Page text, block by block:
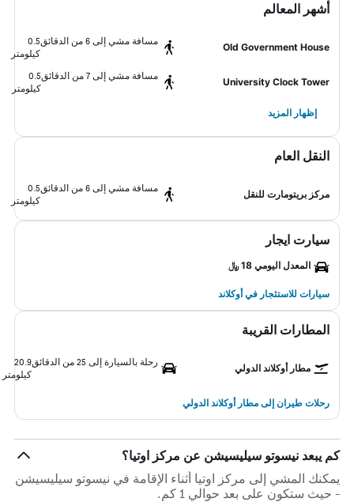
أشهر المعالم
Old Government House
مسافة مشي إلى 6 من الدقائق
0.5
كيلومتر
University Clock Tower
مسافة مشي إلى 7 من الدقائق
0.5
كيلومتر
إظهار المزيد
النقل العام
مركز بريتومارت للنقل
مسافة مشي إلى 6 من الدقائق
0.5
كيلومتر
سيارت ايجار
المعدل اليومي 18 ﷼
سيارات للاستئجار في أوكلاند
المطارات القريبة
مطار أوكلاند الدولي
رحلة بالسيارة إلى 25 من الدقائق
20.9
كيلومتر
رحلات طيران إلى مطار أوكلاند الدولي
كم يبعد نيسوتو سيليسيشن عن مركز اوتيا؟
يمكنك المشي إلى مركز اوتيا أثناء الإقامة في نيسوتو سيليسيشن
- حيث ستكون على بعد حوالي 1 كم.